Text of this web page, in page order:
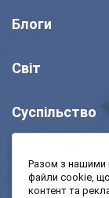
Блоги
Світ
Суспільство
Разом з нашими
файли cookie,
контент та